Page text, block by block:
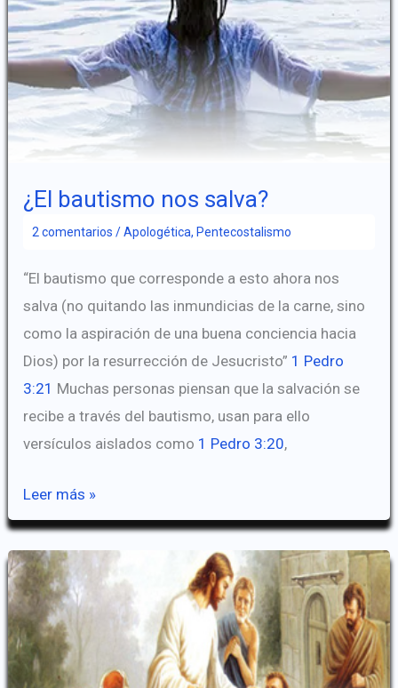
¿El bautismo nos salva?
2 comentarios /Apologética, Pentecostalismo
“El bautismo que corresponde a esto ahora nos
salva (no quitando las inmundicias de la carne, sino
como la aspiración de una buena conciencia hacia
Dios) por la resurrección de Jesucristo” 1 Pedro
3:21 Muchas personas piensan que la salvación se
recibe a través del bautismo, usan para ello
versículos aislados como 1 Pedro 3:20,
¿El
bautismo
nos
salva?
Leer más »